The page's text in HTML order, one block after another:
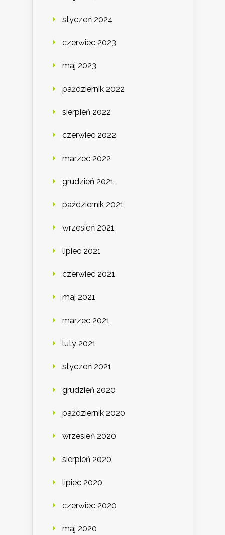
styczeń 2024
czerwiec 2023
maj 2023
październik 2022
sierpień 2022
czerwiec 2022
marzec 2022
grudzień 2021
październik 2021
wrzesień 2021
lipiec 2021
czerwiec 2021
maj 2021
marzec 2021
luty 2021
styczeń 2021
grudzień 2020
październik 2020
wrzesień 2020
sierpień 2020
lipiec 2020
czerwiec 2020
maj 2020